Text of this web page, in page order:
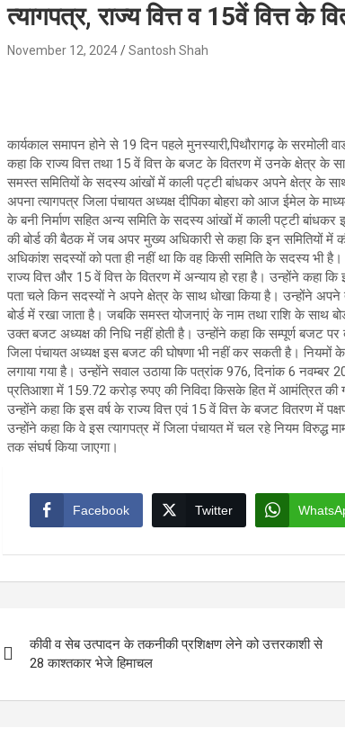
त्यागपत्र, राज्य वित्त व 15वें वित्त के
November 12, 2024 Santosh Shah
कार्यकाल समापन होने से 19 दिन पहले मुनस्यारी,पिथौरागढ़ के सरमोली
कहा कि राज्य वित्त तथा 15 वें वित्त के बजट के वितरण में उनके क्षेत्र के
समस्त समितियों के सदस्य आंखों में काली पट्टी बांधकर अपने क्षेत्र के
अपना त्यागपत्र जिला पंचायत अध्यक्ष दीपिका बोहरा को आज ईमेल के
के बनी निर्माण सहित अन्य समिति के सदस्य आंखों में काली पट्टी बांधकर
की बोर्ड की बैठक में जब अपर मुख्य अधिकारी से कहा कि इन
अधिकांश सदस्यों को पता ही नहीं था कि वह किसी समिति के सदस्य भी
राज्य वित्त और 15 वें वित्त के वितरण में अन्याय हो रहा है। उन्होंने कहा
पता चले किन सदस्यों ने अपने क्षेत्र के साथ धोखा किया है। उन्होंने अपने
बोर्ड में रखा जाता है। जबकि समस्त योजनाएं के नाम तथा राशि के साथ
उक्त बजट अध्यक्ष की निधि नहीं होती है। उन्होंने कहा कि सम्पूर्ण बजट पर
जिला पंचायत अध्यक्ष इस बजट की घोषणा भी नहीं कर सकती है।
लगाया गया है। उन्होंने सवाल उठाया कि पत्रांक 976, दिनांक 6 नवम्बर
प्रतिआशा में 159.72 करोड़ रुपए की निविदा किसके हित में आमंत्रित की
उन्होंने कहा कि इस वर्ष के राज्य वित्त एवं 15 वें वित्त के बजट वितरण में
उन्होंने कहा कि वे इस त्यागपत्र में जिला पंचायत में चल रहे नियम
तक संघर्ष किया जाएगा।
Facebook Twitter
navigation
कीवी व सेब उत्पादन के तकनीकी प्रशिक्षण लेने को उत्तरकाशी से
28 काश्तकार भेजे हिमाचल